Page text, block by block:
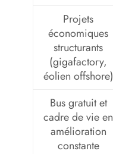
Projets
économiques
structurants
(gigafactory,
éolien offshore)
Bus gratuit et
cadre de vie en
amélioration
constante